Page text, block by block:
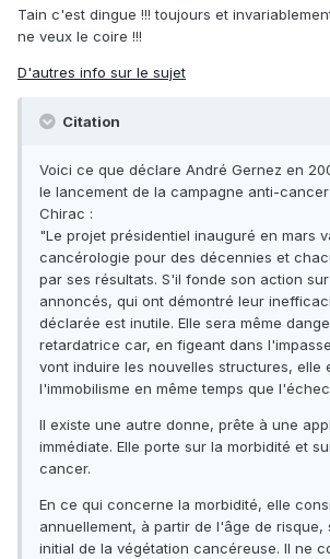
Tain c'est dingue !!! toujours et
ne veux le coire !!!
D'autres info sur le sujet
Citation
Voici ce que déclare André Gernez en
le lancement de la campagne anti-
Chirac :
"Le projet présidentiel inauguré en mars
cancérologie pour des décennies et
par ses résultats. S'il fonde son action
annoncés, qui ont démontré leur
déclarée est inutile. Elle sera même
retardatrice car, en figeant dans
vont induire les nouvelles structures, elle
l'immobilisme en même temps que
Il existe une autre donne, prête à une
immédiate. Elle porte sur la morbidité et
cancer.
En ce qui concerne la morbidité, elle
annuellement, à partir de l'âge de risque,
initial de la végétation cancéreuse. Il ne